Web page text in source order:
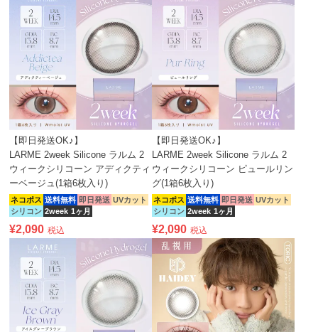
【即日発送OK♪】
LARME 2week Silicone ラルム 2
ウィークシリコーン アディクティ
ーベージュ(1箱6枚入り)
ネコポス 送料無料 即日発送 UVカット
シリコン 2week 1ヶ月
¥2,090 税込
【即日発送OK♪】
LARME 2week Silicone ラルム 2
ウィークシリコーン ピュールリン
グ(1箱6枚入り)
ネコポス 送料無料 即日発送 UVカット
シリコン 2week 1ヶ月
¥2,090 税込